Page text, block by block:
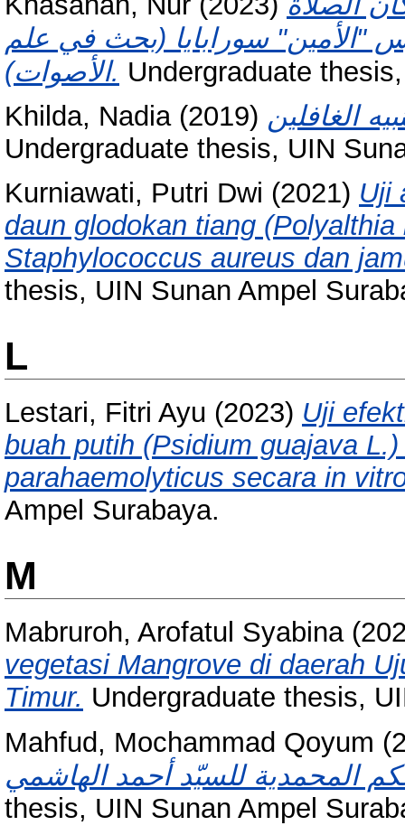
"الأمين" سورابايا (بحث في علم
الأصوات). Undergraduate
Khilda, Nadia(2019)
Undergraduate thesis, UIN
Kurniawati, Putri Dwi (2021) Uji
daun glodokan tiang
Staphylococcus aureus dan
thesis, UIN Sunan Ampel
L
Lestari, Fitri Ayu (2023) Uji
buah putih (Psidium guajava
parahaemolyticus secara in
Ampel Surabaya.
M
Mabruroh, Arofatul Syabina
vegetasi Mangrove di daerah
Timur. Undergraduate thesis,
Mahfud, Mochammad Qoyum
thesis, UIN Sunan Ampel